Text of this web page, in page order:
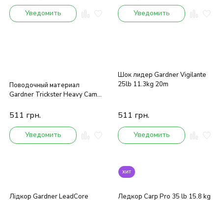
Уведомить Уведомить
Поводочный материал
Gardner Trickster Heavy Camo
511 грн.
Уведомить
Шок лидер Gardner Vigilante
25lb 11.3kg 20m
511 грн.
Уведомить
Лідкор Gardner LeadCore
хит
Ледкор Carp Pro 35 lb 15.8 kg